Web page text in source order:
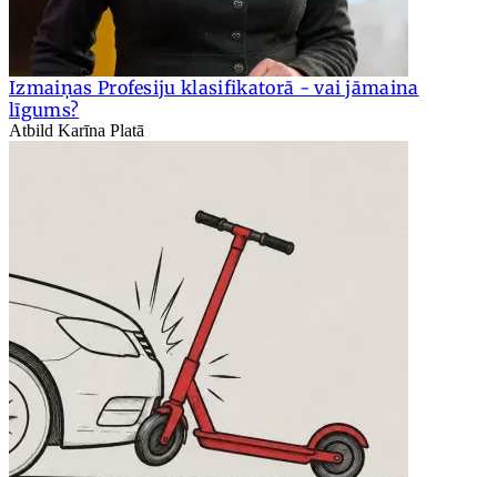
Izmaiņas Profesiju klasifikatorā - vai jāmaina
līgums?
Atbild Karīna Platā